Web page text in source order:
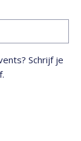
Schrijf je